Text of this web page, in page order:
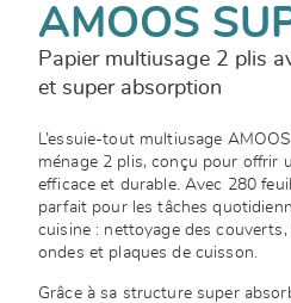
AMOOS
Papier multiusage 2 plis
et super absorption
L’essuie-tout multiusage
ménage 2 plis, conçu pour offrir
efficace et durable. Avec 280
parfait pour les tâches
cuisine : nettoyage des
ondes et plaques de cuisson.
Grâce à sa structure super